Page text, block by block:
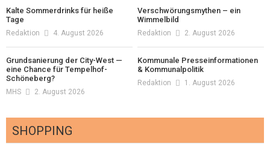
Kalte Sommerdrinks für heiße
Tage
Redaktion 4. August 2026
Verschwörungsmythen – ein
Wimmelbild
Redaktion 2. August 2026
Grundsanierung der City-West —
eine Chance für Tempelhof-
Schöneberg?
MHS 2. August 2026
Kommunale Presseinformationen
& Kommunalpolitik
Redaktion 1. August 2026
SHOPPING